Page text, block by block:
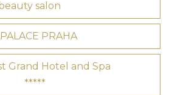
salon
PRAHA
Grand Hotel and Spa
*****